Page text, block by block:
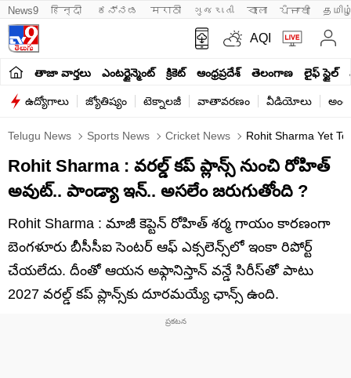
News9 हिन्दी ಕನ್ನಡ मराठी ગુજરાતી বাংলা ਪੰਜਾਬੀ
AQI
తాజా వార్తలు ఎంటర్టైన్మెంట్ క్రికెట్ ఆంధ్రప్రదేశ్ తెలంగాణ లైఫ్ స్టైల్
ఉద్యోగాలు జ్యోతిష్యం టెక్నాలజీ వాతావరణం వీడియోలు
Telugu News Sports News Cricket News Rohit Sharma Yet
Rohit Sharma : వరల్డ్ కప్ ప్లాన్స్ నుంచి రోహిత్
అవుట్.. పాండ్యా ఇన్.. అసలేం జరుగుతోంది ?
Rohit Sharma : మాజీ కెప్టెన్ రోహిత్ శర్మ గాయం కారణంగా
బెంగళూరు బీసీసీఐ సెంటర్ ఆఫ్ ఎక్సలెన్స్‌లో ఇంకా రిపోర్ట్
చేయలేదు. దీంతో ఆయన అఫ్గానిస్తాన్ వన్డే సిరీస్‌తో పాటు
2027 వరల్డ్ కప్ ప్లాన్స్‌కు దూరమయ్యే ఛాన్స్ ఉంది.